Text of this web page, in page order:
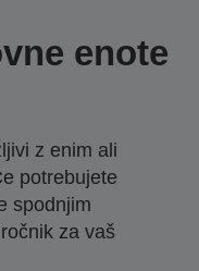
enote
z enim ali
potrebujete
spodnjim
za vaš